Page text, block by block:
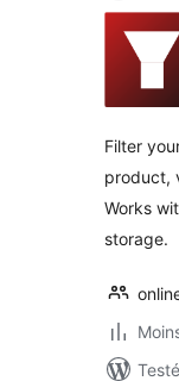
Filter
product,
Works
storage.